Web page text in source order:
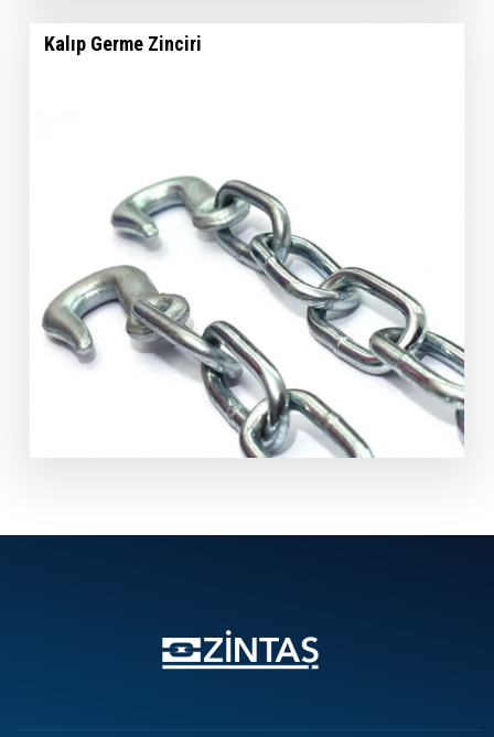
Kalıp Germe Zinciri